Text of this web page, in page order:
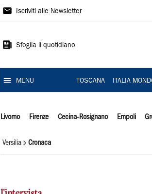
Il
Iscriviti alle Newsletter
Sfoglia il quotidiano
MENU TOSCANA ITALIA
Livorno Firenze Cecina-Rosignano Empoli
Versilia Cronaca